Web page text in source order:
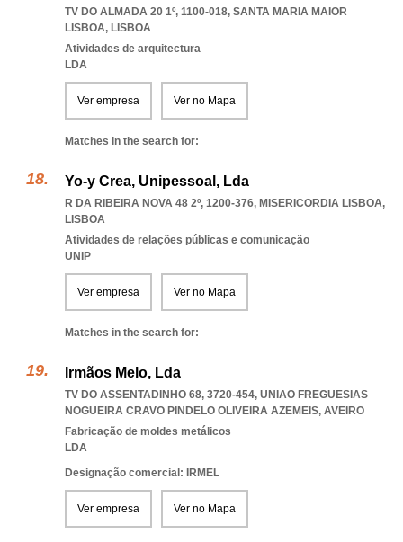
TV DO ALMADA 20 1º, 1100-018, SANTA MARIA MAIOR
LISBOA, LISBOA
Atividades de arquitectura
LDA
Ver empresa Ver no Mapa
Matches in the search for:
Yo-y Crea, Unipessoal, Lda
R DA RIBEIRA NOVA 48 2º, 1200-376, MISERICORDIA LISBOA,
LISBOA
Atividades de relações públicas e comunicação
UNIP
Ver empresa Ver no Mapa
Matches in the search for:
Irmãos Melo, Lda
TV DO ASSENTADINHO 68, 3720-454, UNIAO FREGUESIAS
NOGUEIRA CRAVO PINDELO OLIVEIRA AZEMEIS, AVEIRO
Fabricação de moldes metálicos
LDA
Designação comercial: IRMEL
Ver empresa Ver no Mapa